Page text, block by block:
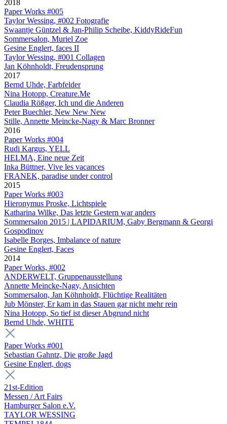
2018
Paper Works #005
Taylor Wessing, #002 Fotografie
Swaantje Güntzel & Jan-Philip Scheibe, KiddyRideFun
Sommersalon, Muriel Zoe
Gesine Englert, faces II
Taylor Wessing, #001 Collagen
Jan Köhnholdt, Freudensprung
2017
Bernd Uhde, Farbfelder
Nina Hotopp, Creature.Me
Claudia Rößger, Ich und die Anderen
Peter Buechler, New New New
Stille, Annette Meincke-Nagy & Marc Bronner
2016
Paper Works #004
Rudi Kargus, YELL
HELMA, Eine neue Zeit
Inka Büttner, Vive les vacances
FRANEK, paradise under control
2015
Paper Works #003
Hieronymus Proske, Lichtspiele
Katharina Wilke, Das letzte Gestern war anders
Sommersalon 2015 | LAPIDARIUM, Gaby Bergmann & Georgi
Gospodinov
Isabelle Borges, Imbalance of nature
Gesine Englert, Faces
2014
Paper Works, #002
ANDERWELT, Gruppenausstellung
Annette Meincke-Nagy, Ansichten
Sommersalon, Jan Köhnholdt, Flüchtige Realitäten
Jub Mönster, Er kam in das Stauen gar nicht mehr rein
Nina Hotopp, So tief ist dieser Abgrund nicht
Bernd Uhde, WHITE
Paper Works #001
Sebastian Gahntz, Die große Jagd
Gesine Englert, dogs
21st-Edition
Messen / Art Fairs
Hamburger Salon e.V.
TAYLOR WESSING